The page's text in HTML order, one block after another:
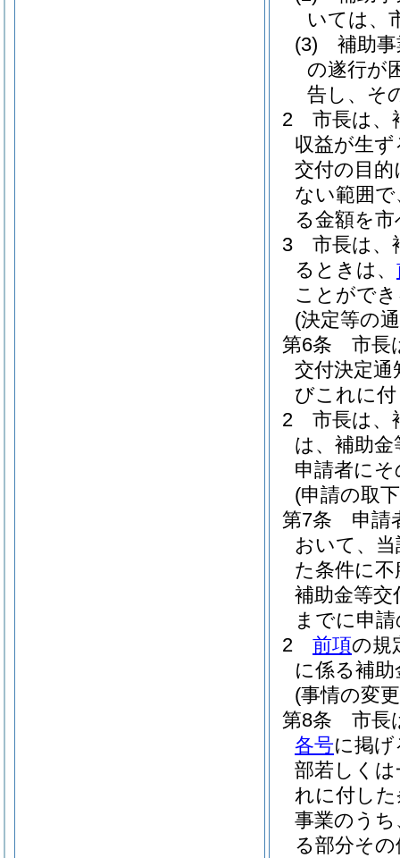
いては、
(3)
補助
の遂行が
告し、そ
2
市長は、
収益が生
交付の目
ない範囲
る金額を
3
市長は、
るときは、
ことがで
(決定等の
第6条
市長
交付決定通
びこれに
2
市長は、
は、補助金
申請者に
(申請の取
第7条
申請
おいて、
た条件に
補助金等交
までに申
2
前項の規
に係る補
(事情の変
第8条
市長
各号に掲
部若しく
れに付し
事業のうち
る部分そ